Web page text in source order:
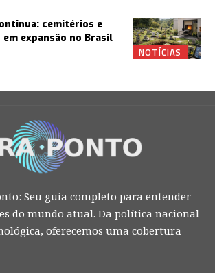
NOTÍCIAS
cemitérios e
expansão no Brasil
Seu guia completo para entender
do mundo atual. Da política nacional
oferecemos uma cobertura